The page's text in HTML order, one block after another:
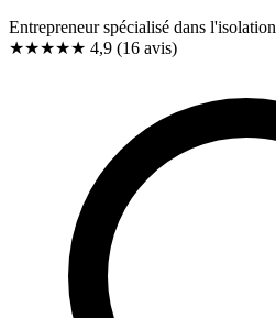
Entrepreneur spécialisé dans l'isolation
★★★★★ 4,9 (16 avis)